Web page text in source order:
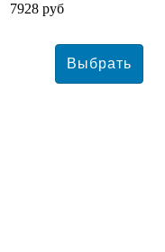
7928 руб